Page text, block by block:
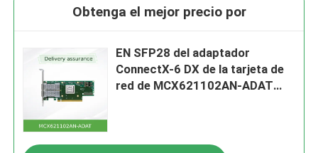
Obtenga el mejor precio por
EN SFP28 del adaptador
ConnectX-6 DX de la tarjeta de
red de MCX621102AN-ADAT